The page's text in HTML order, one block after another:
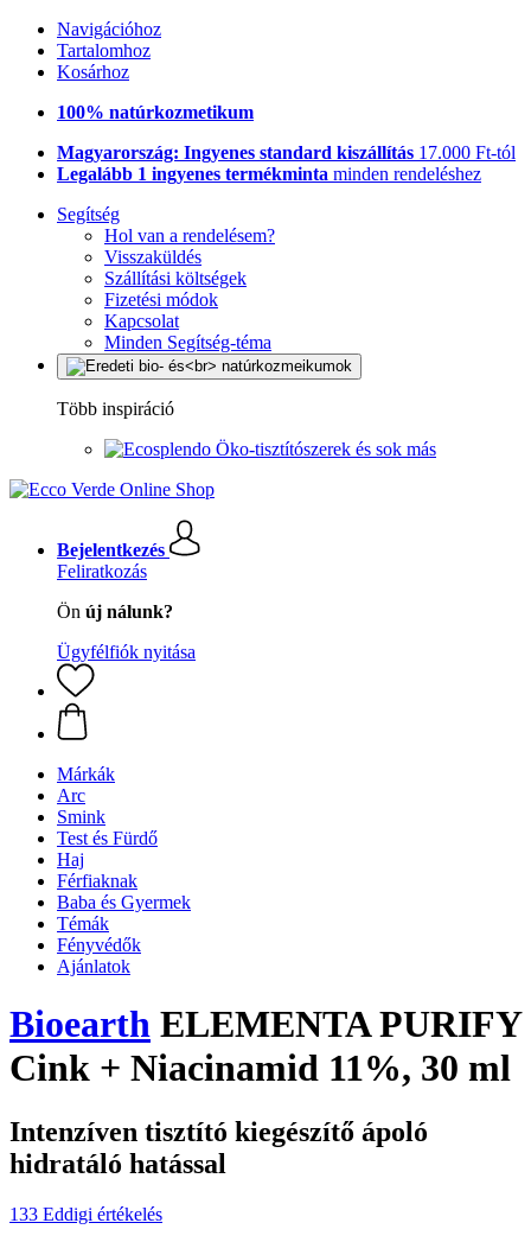
Navigációhoz
Tartalomhoz
Kosárhoz
100% natúrkozmetikum
Magyarország: Ingyenes standard kiszállítás 17.000 Ft-tól
Legalább 1 ingyenes termékminta minden rendeléshez
Segítség
Hol van a rendelésem?
Visszaküldés
Szállítási költségek
Fizetési módok
Kapcsolat
Minden Segítség-téma
Több inspiráció
Öko-tisztítószerek és sok más
Bejelentkezés
Feliratkozás
Ön új nálunk?
Ügyfélfiók nyitása
Márkák
Arc
Smink
Test és Fürdő
Haj
Férfiaknak
Baba és Gyermek
Témák
Fényvédők
Ajánlatok
Bioearth ELEMENTA PURIFY
Cink + Niacinamid 11%, 30 ml
Intenzíven tisztító kiegészítő ápoló
hidratáló hatással
133 Eddigi értékelés